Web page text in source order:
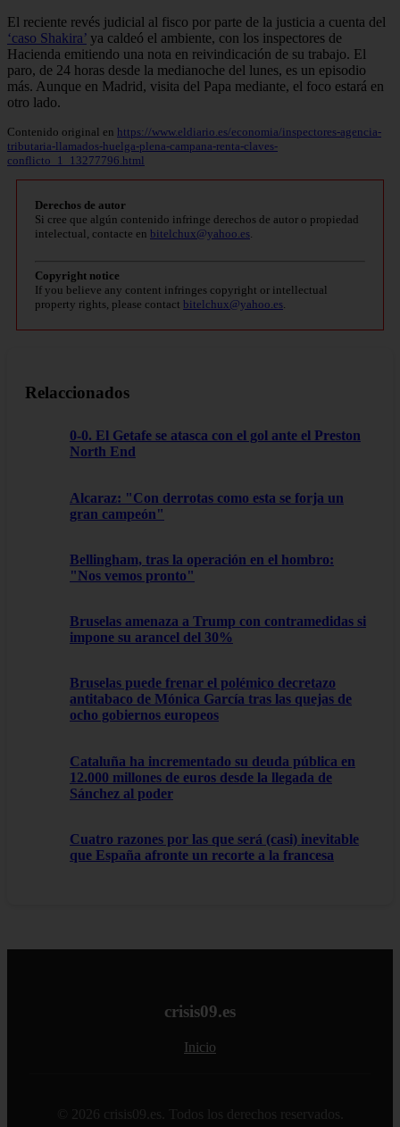
El reciente revés judicial al fisco por parte de la justicia a cuenta del
‘caso Shakira’ ya caldeó el ambiente, con los inspectores de
Hacienda emitiendo una nota en reivindicación de su trabajo. El
paro, de 24 horas desde la medianoche del lunes, es un episodio
más. Aunque en Madrid, visita del Papa mediante, el foco estará en
otro lado.
Contenido original en https://www.eldiario.es/economia/inspectores-agencia-
tributaria-llamados-huelga-plena-campana-renta-claves-
conflicto_1_13277796.html
Derechos de autor
Si cree que algún contenido infringe derechos de autor o propiedad
intelectual, contacte en bitelchux@yahoo.es
Copyright notice
If you believe any content infringes copyright or intellectual
property rights, please contact bitelchux@yahoo.es
Relaccionados
0-0. El Getafe se atasca con el gol ante el Preston
North End
Alcaraz: "Con derrotas como esta se forja un
gran campeón"
Bellingham, tras la operación en el hombro:
"Nos vemos pronto"
Bruselas amenaza a Trump con contramedidas si
impone su arancel del 30%
Bruselas puede frenar el polémico decretazo
antitabaco de Mónica García tras las quejas de
ocho gobiernos europeos
Cataluña ha incrementado su deuda pública en
12.000 millones de euros desde la llegada de
Sánchez al poder
Cuatro razones por las que será (casi) inevitable
que España afronte un recorte a la francesa
crisis09.es
Inicio
© 2026 crisis09.es. Todos los derechos reservados.